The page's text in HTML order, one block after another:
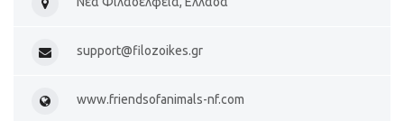
support@filozoikes.gr
www.friendsofanimals-nf.com